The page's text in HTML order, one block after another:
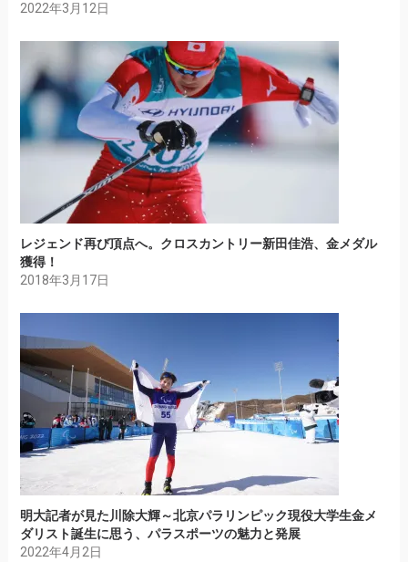
2022年3月12日
レジェンド再び頂点へ。クロスカントリー新田佳浩、金メダル
獲得！
2018年3月17日
明大記者が見た川除大輝～北京パラリンピック現役大学生金メ
ダリスト誕生に思う、パラスポーツの魅力と発展
2022年4月2日